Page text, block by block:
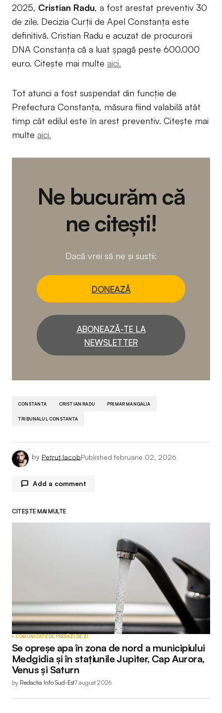
2025, Cristian Radu, a fost arestat preventiv 30
de zile. Decizia Curții de Apel Constanța este
definitivă. Cristian Radu e acuzat de procurorii
DNA Constanța că a luat șpagă peste 600.000
euro. Citește mai multe aici.
Tot atunci a fost suspendat din funcție de
Prefectura Constanța, măsura fiind valabilă atât
timp cât edilul este în arest preventiv. Citește mai
multe aici.
Ne bucurăm că
ne citești!
Dacă vrei să ne și susții:
DONEAZĂ
ABONEAZĂ-TE LA
NEWSLETTER
CONSTANTA CRISTIAN RADU PRIMAR MANGALIA
TRIBUNALUL CONSTANTA
by Petruț IacobPublished februarie 02, 2026
Add a comment
Your Name*
Your E-mail*
CITEȘTE MAI MULTE
COMUNICATE DE PRESĂZI DE ZI
Se opreșe apa în zona de nord a municipiului
Medgidia și în stațiunile Jupiter, Cap Aurora,
Venus și Saturn
by Redactia Info Sud-Est7 august 2026